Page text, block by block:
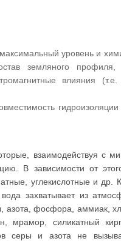
уровень и
земляного профиля,
влияния (т.е.
взаимодействуя с
В зависимости от
углекислотные и др.
захватывает из
азота, фосфора, аммиак,
мрамор, силикатный
серы и азота не